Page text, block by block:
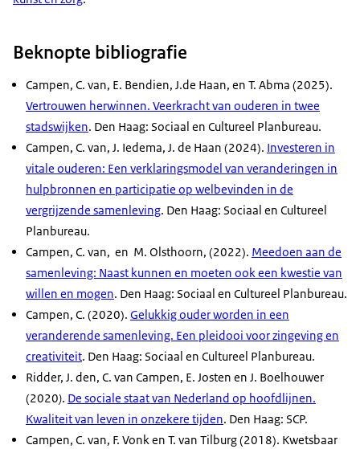
Beknopte bibliografie
Campen, C. van, E. Bendien, J.de Haan, en T. Abma (2025).
Vertrouwen herwinnen. Veerkracht van ouderen in twee
stadswijken. Den Haag: Sociaal en Cultureel Planbureau.
Campen, C. van, J. Iedema, J. de Haan (2024). Investeren in
vitale ouderen: Een verklaringsmodel van veranderingen in
hulpbronnen en participatie op welbevinden in de
vergrijzende samenleving. Den Haag: Sociaal en Cultureel
Planbureau.
Campen, C. van, en M. Olsthoorn, (2022). Meedoen aan de
samenleving: Naast kunnen en moeten ook een kwestie van
willen en mogen. Den Haag: Sociaal en Cultureel Planbureau.
Campen, C. (2020). Gelukkig ouder worden in een
veranderende samenleving. Een pleidooi voor zingeving en
creativiteit. Den Haag: Sociaal en Cultureel Planbureau.
Ridder, J. den, C. van Campen, E. Josten en J. Boelhouwer
(2020). De sociale staat van Nederland op hoofdlijnen.
Kwaliteit van leven in onzekere tijden. Den Haag: SCP.
Campen, C. van, F. Vonk en T. van Tilburg (2018). Kwetsbaar